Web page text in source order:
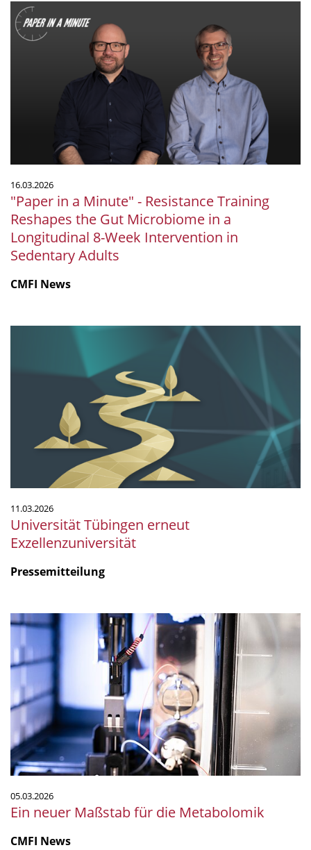
"Paper
in
Resistance
in
Longitudinal
8-
Week
in
Adults
16.03.2026
"Paper in a Minute" - Resistance Training
Reshapes the Gut Microbiome in a
Longitudinal 8-Week Intervention in
Sedentary Adults
CMFI News
Exzellenzuniversität
11.03.2026
Universität Tübingen erneut
Exzellenzuniversität
Pressemitteilung
Ein
Maßstab
für
die
Metabolomik
05.03.2026
Ein neuer Maßstab für die Metabolomik
CMFI News